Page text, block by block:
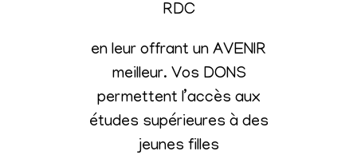
RDC
en leur offrant un AVENIR
meilleur. Vos DONS
permettent l’accès aux
études supérieures à des
jeunes filles